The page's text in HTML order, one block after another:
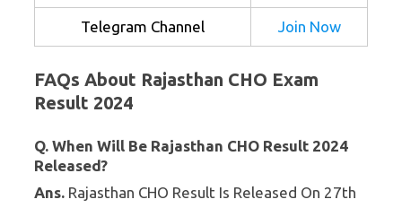
Telegram Channel Join Now
FAQs About Rajasthan CHO Exam
Result 2024
Q. When Will Be Rajasthan CHO Result 2024
Released?
Ans. Rajasthan CHO Result Is Released On 27th